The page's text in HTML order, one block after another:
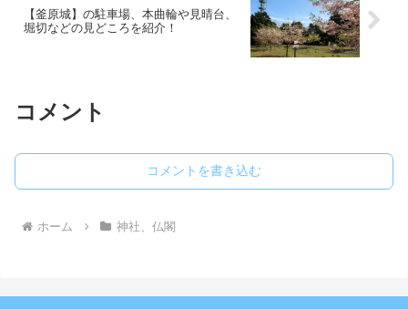
【釜原城】の駐車場、本曲輪や見晴台、
堀切などの見どころを紹介！
コメント
コメントを書き込む
ホーム 神社、仏閣